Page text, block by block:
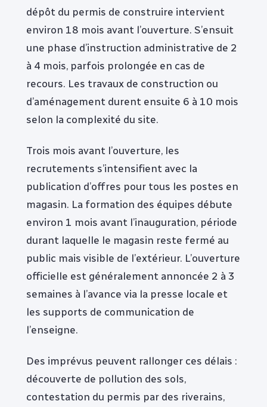
dépôt du permis de construire intervient
environ 18 mois avant l’ouverture. S’ensuit
une phase d’instruction administrative de 2
à 4 mois, parfois prolongée en cas de
recours. Les travaux de construction ou
d’aménagement durent ensuite 6 à 10 mois
selon la complexité du site.
Trois mois avant l’ouverture, les
recrutements s’intensifient avec la
publication d’offres pour tous les postes en
magasin. La formation des équipes débute
environ 1 mois avant l’inauguration, période
durant laquelle le magasin reste fermé au
public mais visible de l’extérieur. L’ouverture
officielle est généralement annoncée 2 à 3
semaines à l’avance via la presse locale et
les supports de communication de
l’enseigne.
Des imprévus peuvent rallonger ces délais :
découverte de pollution des sols,
contestation du permis par des riverains,